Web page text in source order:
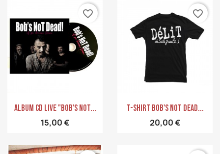
Aperçu rapide
Album CD Live "Bob's Not...
15,00 €
favorite_border
Aperçu rapide
T-Shirt Bob's Not Dead...
20,00 €
favorite_border